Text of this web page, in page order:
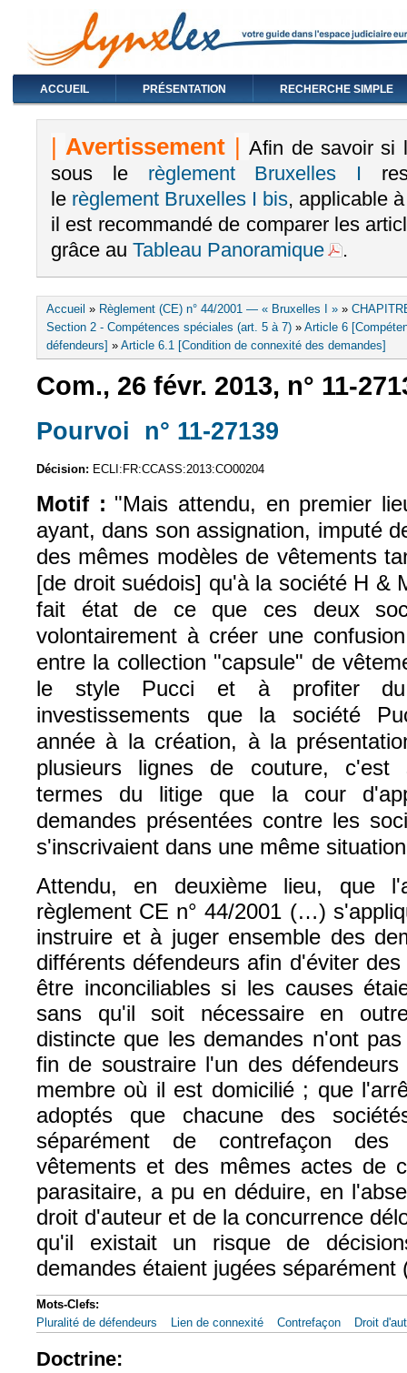
ACCUEIL PRÉSENTATION RECHERCHE SIMPLE
|Avertissement | Afin de savoir si
sous le règlement Bruxelles I
le règlement Bruxelles I bis, applicable
il est recommandé de comparer les
grâce au Tableau Panoramique .
Vous êtes ici
Accueil » Règlement (CE) n° 44/2001 — « Bruxelles I » »
Section 2 - Compétences spéciales (art. 5 à 7) » Article 6
défendeurs] » Article 6.1 [Condition de connexité des demandes]
Com., 26 févr. 2013, n° 11-
Pourvoi n° 11-27139
Décision: ECLI:FR:CCASS:2013:CO00204
Motif : "Mais attendu, en premier
ayant, dans son assignation, imputé
des mêmes modèles de vêtements
[de droit suédois] qu'à la société H &
fait état de ce que ces deux
volontairement à créer une
entre la collection "capsule" de
le style Pucci et à profiter du
investissements que la société
année à la création, à la
plusieurs lignes de couture, c'est
termes du litige que la cour
demandes présentées contre les
s'inscrivaient dans une même
Attendu, en deuxième lieu, que
règlement CE n° 44/2001 (…)
instruire et à juger ensemble des
différents défendeurs afin d'éviter
être inconciliables si les causes
sans qu'il soit nécessaire en
distincte que les demandes n'ont
fin de soustraire l'un des
membre où il est domicilié ; que
adoptés que chacune des
séparément de contrefaçon
vêtements et des mêmes actes de
parasitaire, a pu en déduire, en
droit d'auteur et de la concurrence
qu'il existait un risque de
demandes étaient jugées
Mots-Clefs:
Pluralité de défendeurs
Lien de connexité Contrefaçon Droit
Doctrine: